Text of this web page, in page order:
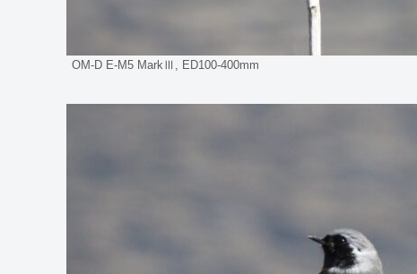
OM-D E-M5 MarkⅢ, ED100-400mm